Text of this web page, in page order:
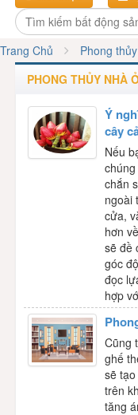
Trang Chủ Phong thủy
PHONG THỦY NHÀ
Ý
cây
Nếu
chắn
ngoài
cửa,
hơn
sẽ đề
góc
đọc
hợp
Cũng
ghế
sẽ
trên
tăng